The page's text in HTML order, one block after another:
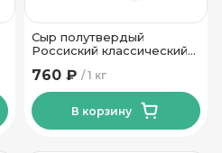
Сыр полутвердый
Россиский классический
1 кг
760 ₽
В корзину